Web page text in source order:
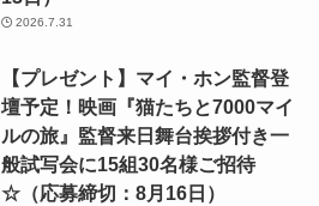
2026.7.31
【プレゼント】マイ・ホン監督登
壇予定！映画『猫たちと7000マイ
ルの旅』監督来日舞台挨拶付き一
般試写会に15組30名様ご招待
☆（応募締切：8月16日）